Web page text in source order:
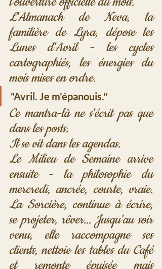
L'Almanach de Neva, la
familière de Lyra, dépose les
Lunes d'Avril - les cycles
cartographiés, les énergies du
mois mises en ordre.
"Avril. Je m'épanouis."
Ce mantra-là ne s'écrit pas que
dans les posts.
Il se vit dans les agendas.
Le Milieu de Semaine arrive
ensuite - la philosophie du
mercredi, ancrée, courte, vraie.
La Sorcière, continue à écrire,
se projeter, rêver... Jusqu'au soir
venu, elle raccompagne ses
clients, nettoie les tables du Café